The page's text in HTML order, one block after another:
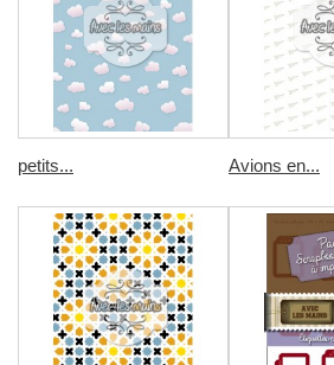
petits... Avions en...